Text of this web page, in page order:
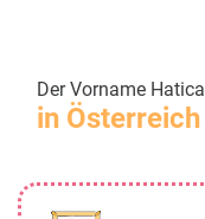
Der Vorname Hatica
in Österreich